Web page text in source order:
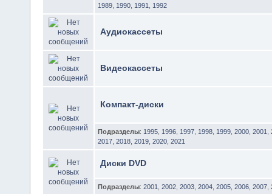
1989 1990 1991 1992
Аудиокассеты
Видеокассеты
Компакт-диски
Подразделы: 1995 1996 1997 1998 1999 2000 2001
2017 2018 2019 2020 2021
Диски DVD
Подразделы: 2001 2002 2003 2004 2005 2006 2007